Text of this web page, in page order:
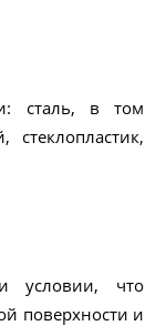
сталь, в том
условии, что
поверхности и